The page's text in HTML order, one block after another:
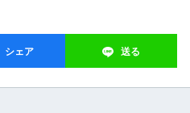
シェア 送る